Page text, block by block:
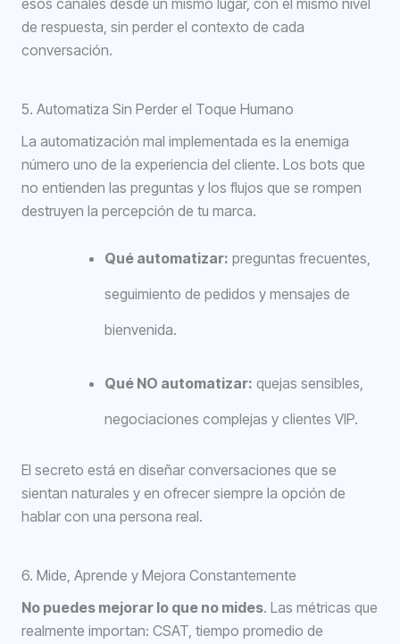
esos canales desde un mismo lugar, con el mismo nivel
de respuesta, sin perder el contexto de cada
conversación.
5. Automatiza Sin Perder el Toque Humano
La automatización mal implementada es la enemiga
número uno de la experiencia del cliente. Los bots que
no entienden las preguntas y los flujos que se rompen
destruyen la percepción de tu marca.
Qué automatizar: preguntas frecuentes,
seguimiento de pedidos y mensajes de
bienvenida.
Qué NO automatizar: quejas sensibles,
negociaciones complejas y clientes VIP.
El secreto está en diseñar conversaciones que se
sientan naturales y en ofrecer siempre la opción de
hablar con una persona real.
6. Mide, Aprende y Mejora Constantemente
No puedes mejorar lo que no mides. Las métricas que
realmente importan: CSAT, tiempo promedio de